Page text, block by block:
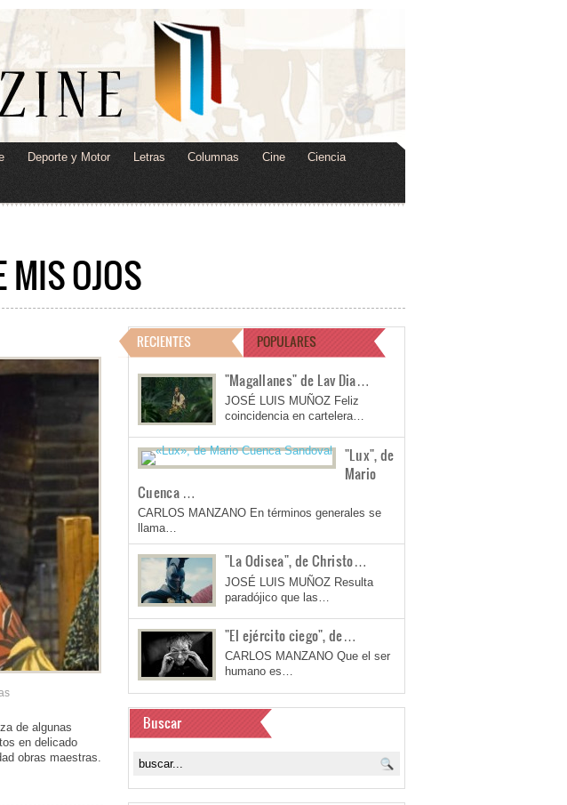
Deporte y Motor Letras Columnas Cine Ciencia
MIS OJOS
de algunas
en delicado
obras maestras.
RECIENTES POPULARES
"Magallanes" de Lav Dia…
JOSÉ LUIS MUÑOZ Feliz
coincidencia en cartelera…
"Lux", de
Mario
Cuenca …
CARLOS MANZANO En términos generales se
llama…
"La Odisea", de Christo…
JOSÉ LUIS MUÑOZ Resulta
paradójico que las…
"El ejército ciego", de…
CARLOS MANZANO Que el ser
humano es…
Buscar